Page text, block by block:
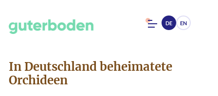
DE EN
In Deutschland beheimatete
Orchideen